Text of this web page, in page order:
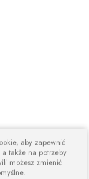
aby zapewnić
także na potrzeby
możesz zmienić